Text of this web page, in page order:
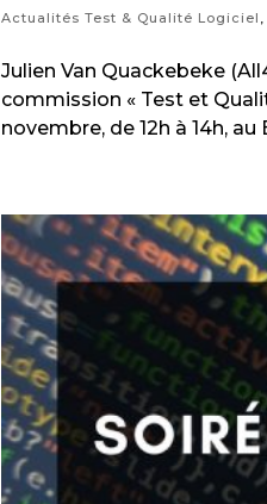
Actualités Test & Qualité Logiciel
Julien Van Quackebeke
commission « Test et
novembre, de 12h à 14h,